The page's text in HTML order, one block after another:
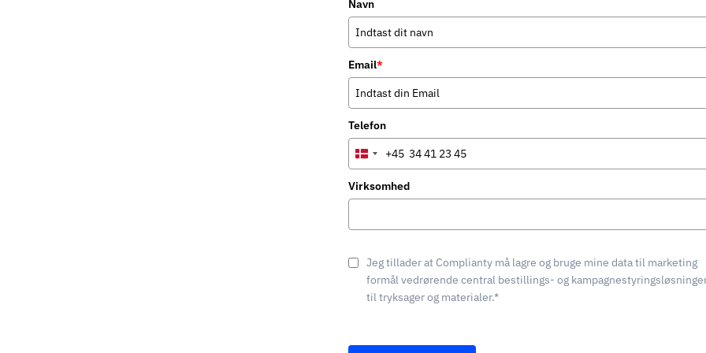
Navn
Email*
Telefon
Denmark
+45
Virksomhed
Jeg tillader at Complianty må lagre og bruge mine data til marketing
formål vedrørende central bestillings- og
til tryksager og materialer.*